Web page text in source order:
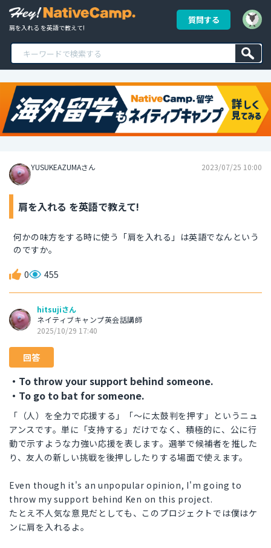
肩を入れる を英語で教えて!
質問する
YUSUKEAZUMAさん 2023/07/25 10:00
肩を入れる を英語で教えて!
何かの味方をする時に使う「肩を入れる」は英語でなんという
のですか。
0 455
hitsujiさん
ネイティブキャンプ英会話講師
2025/10/29 17:40
回答
・To throw your support behind someone.
・To go to bat for someone.
「（人）を全力で応援する」「〜に太鼓判を押す」というニュ
アンスです。単に「支持する」だけでなく、積極的に、公に行
動で示すような力強い応援を表します。選挙で候補者を推した
り、友人の新しい挑戦を後押ししたりする場面で使えます。
Even though it's an unpopular opinion, I'm going to
throw my support behind Ken on this project.
たとえ不人気な意見だとしても、このプロジェクトでは僕はケ
ンに肩を入れるよ。